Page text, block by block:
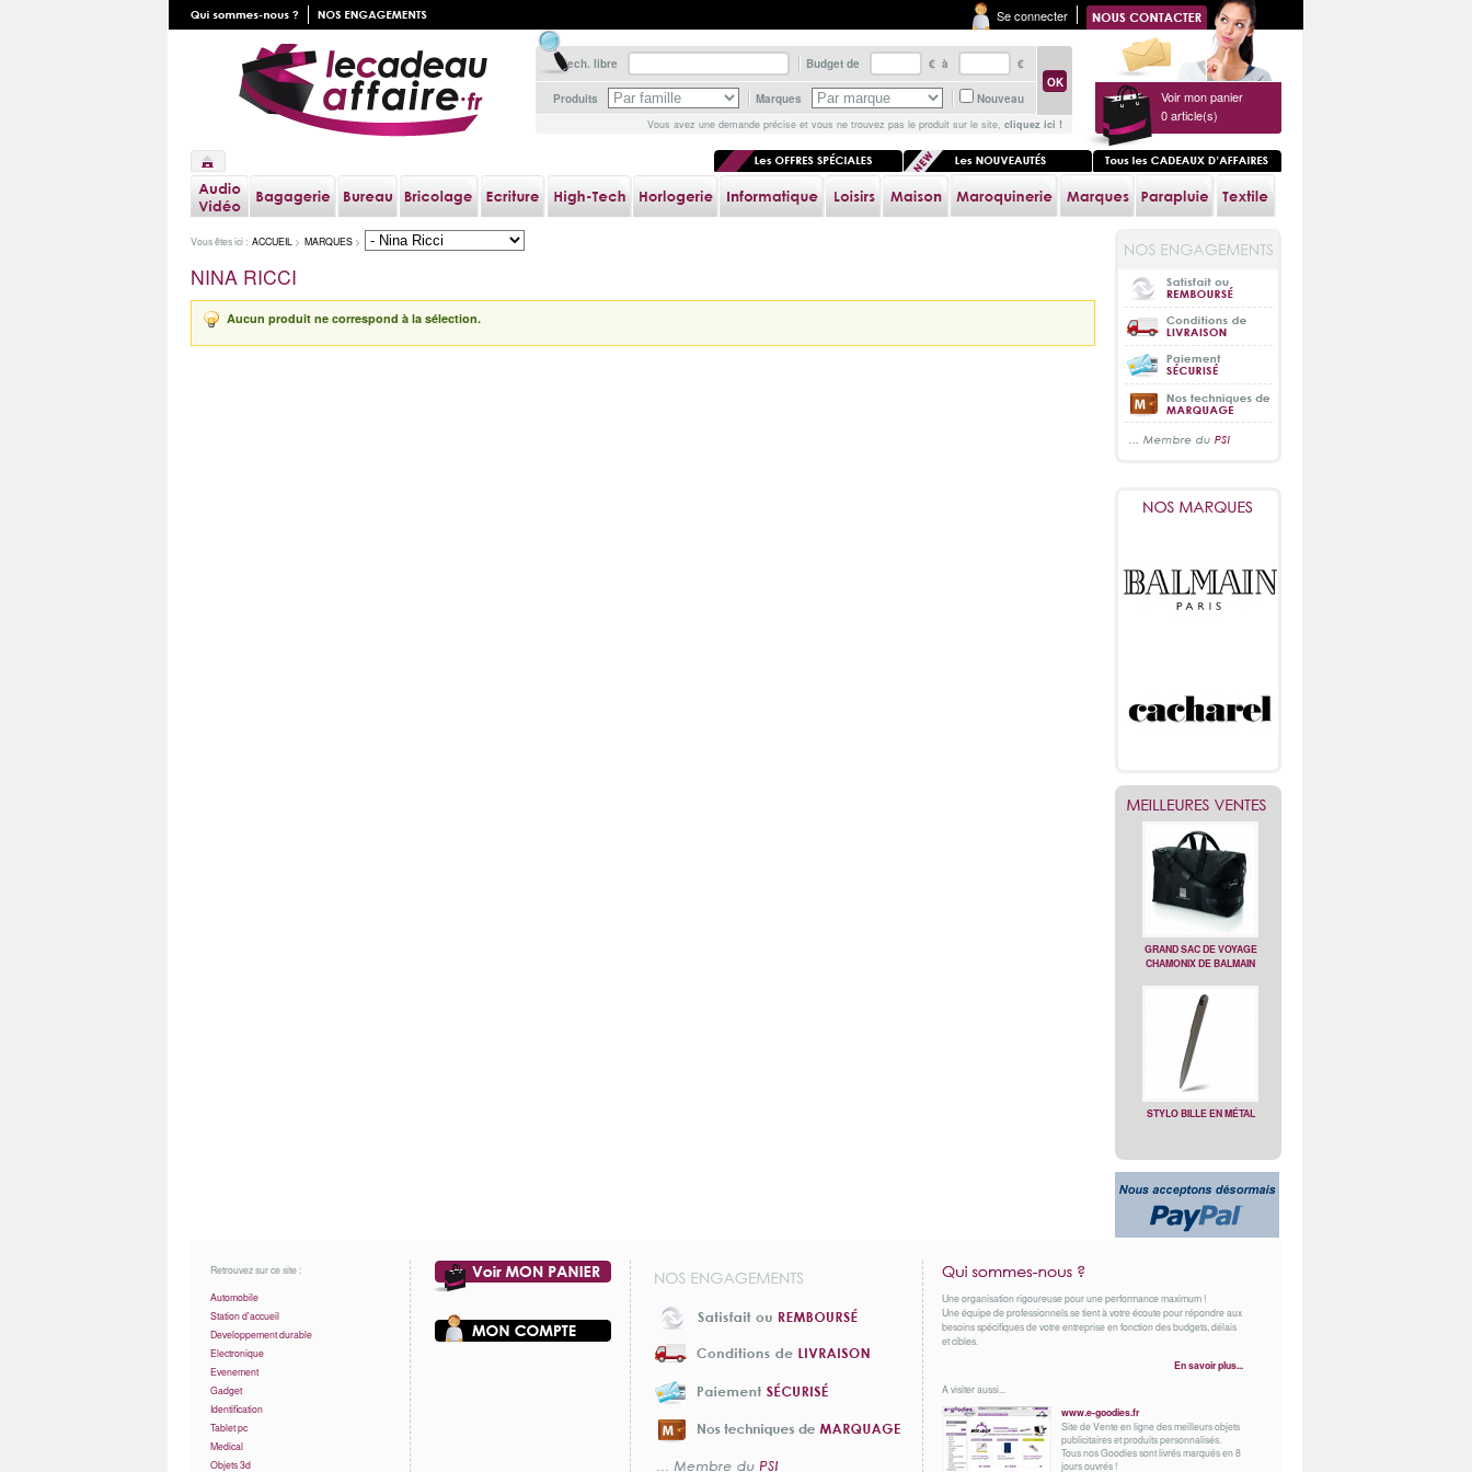
Se connecter
Rech. libre Budget de € à €
Produits Marques Nouveau
Vous avez une demande précise et vous ne trouvez pas le produit sur le site, cliquez ici !
Voir mon panier
0article(s)
GRAND SAC DE VOYAGE
CHAMONIX DE BALMAIN
STYLO BILLE EN MÉTAL
Vous êtes ici : ACCUEIL > MARQUES >
NINA RICCI
Aucun produit ne correspond à la sélection.
Retrouvez sur ce site :
Automobile
Station d'accueil
Developpement durable
Electronique
Evenement
Gadget
Identification
Tablet pc
Medical
Objets 3d
Une organisation rigoureuse pour une performance maximum !
Une équipe de professionnels se tient à votre écoute pour répondre aux
besoins spécifiques de votre entreprise en fonction des budgets, délais
et cibles.
En savoir plus...
A visiter aussi...
www.e-goodies.fr
Site de Vente en ligne des meilleurs objets
publicitaires et produits personnalisés.
Tous nos Goodies sont livrés marqués en 8
jours ouvrés !